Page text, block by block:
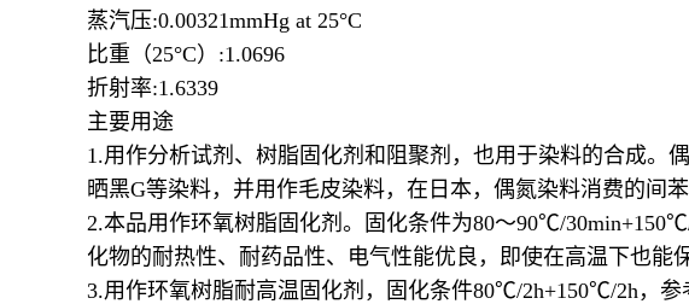
蒸汽压:0.00321mmHg at 25°C
比重（25°C） :1.0696
折射率:1.6339
主要用途
1.用作分析试剂、树脂固化剂和阻聚剂，也用于染料的合成。
晒黑G等染料，并用作毛皮染料，在日本，偶氮染料消费的间
2.本品用作环氧树脂固化剂。固化条件为80～90℃/30min+150℃
化物的耐热性、耐药品性、电气性能优良，即使在高温下也能
3.用作环氧树脂耐高温固化剂，固化条件80℃/2h+150℃/2h，参